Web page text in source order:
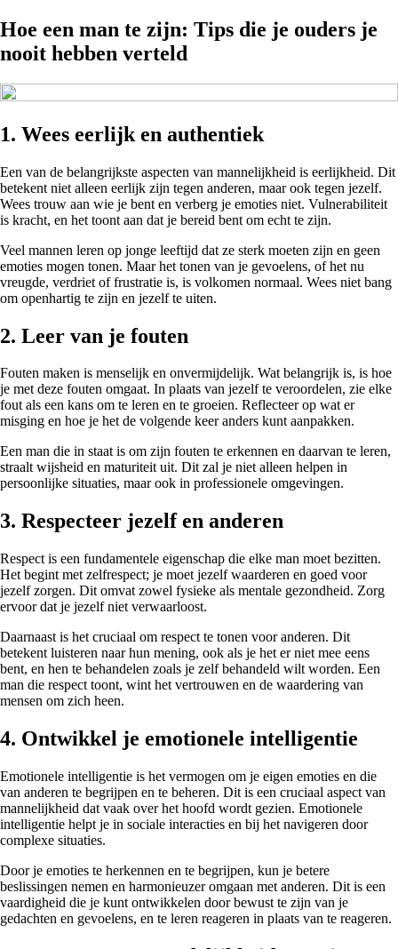
Hoe een man te zijn: Tips die je ouders je
nooit hebben verteld
1. Wees eerlijk en authentiek
Een van de belangrijkste aspecten van mannelijkheid is eerlijkheid. Dit
betekent niet alleen eerlijk zijn tegen anderen, maar ook tegen jezelf.
Wees trouw aan wie je bent en verberg je emoties niet. Vulnerabiliteit
is kracht, en het toont aan dat je bereid bent om echt te zijn.
Veel mannen leren op jonge leeftijd dat ze sterk moeten zijn en geen
emoties mogen tonen. Maar het tonen van je gevoelens, of het nu
vreugde, verdriet of frustratie is, is volkomen normaal. Wees niet bang
om openhartig te zijn en jezelf te uiten.
2. Leer van je fouten
Fouten maken is menselijk en onvermijdelijk. Wat belangrijk is, is hoe
je met deze fouten omgaat. In plaats van jezelf te veroordelen, zie elke
fout als een kans om te leren en te groeien. Reflecteer op wat er
misging en hoe je het de volgende keer anders kunt aanpakken.
Een man die in staat is om zijn fouten te erkennen en daarvan te leren,
straalt wijsheid en maturiteit uit. Dit zal je niet alleen helpen in
persoonlijke situaties, maar ook in professionele omgevingen.
3. Respecteer jezelf en anderen
Respect is een fundamentele eigenschap die elke man moet bezitten.
Het begint met zelfrespect; je moet jezelf waarderen en goed voor
jezelf zorgen. Dit omvat zowel fysieke als mentale gezondheid. Zorg
ervoor dat je jezelf niet verwaarloost.
Daarnaast is het cruciaal om respect te tonen voor anderen. Dit
betekent luisteren naar hun mening, ook als je het er niet mee eens
bent, en hen te behandelen zoals je zelf behandeld wilt worden. Een
man die respect toont, wint het vertrouwen en de waardering van
mensen om zich heen.
4. Ontwikkel je emotionele intelligentie
Emotionele intelligentie is het vermogen om je eigen emoties en die
van anderen te begrijpen en te beheren. Dit is een cruciaal aspect van
mannelijkheid dat vaak over het hoofd wordt gezien. Emotionele
intelligentie helpt je in sociale interacties en bij het navigeren door
complexe situaties.
Door je emoties te herkennen en te begrijpen, kun je betere
beslissingen nemen en harmonieuzer omgaan met anderen. Dit is een
vaardigheid die je kunt ontwikkelen door bewust te zijn van je
gedachten en gevoelens, en te leren reageren in plaats van te reageren.